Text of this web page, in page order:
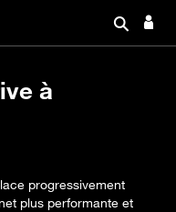
à
progressivement
plus performante et